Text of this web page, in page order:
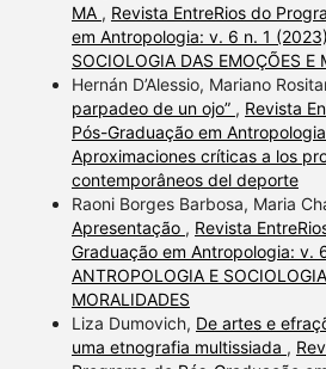
MA , Revista EntreRios do
em Antropologia: v. 6 n. 1
SOCIOLOGIA DAS EMOÇÕES E
Hernán D’Alessio, Mariano
parpadeo de un ojo” , Revista
Pós-Graduação em
Aproximaciones críticas a los
contemporâneos del deporte
Raoni Borges Barbosa, Maria
Apresentação , Revista
Graduação em Antropologia: v.
ANTROPOLOGIA E
MORALIDADES
Liza Dumovich, De artes e
uma etnografia multissiada ,